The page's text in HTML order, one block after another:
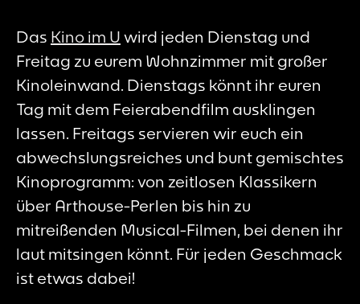
Das Kino im U wird jeden Dienstag und
Freitag zu eurem Wohnzimmer mit großer
Kinoleinwand. Dienstags könnt ihr euren
Tag mit dem Feierabendfilm ausklingen
lassen. Freitags servieren wir euch ein
abwechslungsreiches und bunt gemischtes
Kinoprogramm: von zeitlosen Klassikern
über Arthouse-Perlen bis hin zu
mitreißenden Musical-Filmen, bei denen ihr
laut mitsingen könnt. Für jeden Geschmack
ist etwas dabei!